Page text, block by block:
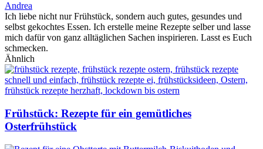
Andrea
Ich liebe nicht nur Frühstück, sondern auch gutes, gesundes und
selbst gekochtes Essen. Ich erstelle meine Rezepte selber und lasse
mich dafür von ganz alltäglichen Sachen inspirieren. Lasst es Euch
schmecken.
Ähnlich
Frühstück: Rezepte für ein gemütliches
Osterfrühstück